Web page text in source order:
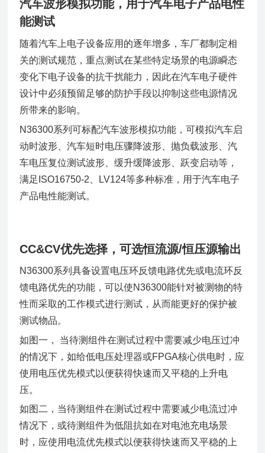
汽车波形模拟功能，用于汽车电子产品电性
能测试
随着汽车上电子设备应用的逐年增多，车厂都制定相
关的测试规范，重点测试在某些特定场景的电源瞬态
变化下电子设备的抗干扰能力，因此在汽车电子硬件
设计中必须预留足够的防护手段以抑制这些电源情况
所带来的影响。
N36300系列可标配汽车波形模拟功能，可模拟汽车启
动时波形、汽车短时电压骤降波形、抛负载波形、汽
车电压复位测试波形、缓升缓降波形、跃变启动等，
满足ISO16750-2、LV124等多种标准，用于汽车电子
产品电性能测试。
CC&CV优先选择，可选恒流源/恒压源输出
N36300系列具备设置电压环反馈电路优先或电流环反
馈电路优先的功能，可以使N36300能针对被测物的特
性而采取的工作模式进行测试，从而能更好的保护被
测试物品。
如图一， 当待测组件在测试过程中需要减少电压过冲
的情况下，如给低电压处理器或FPGA核心供电时，应
使用电压优先模式以便获得快速而又平稳的上升电
压。
如图二，当待测组件在测试过程中需要减少电流过冲
情况下，或待测组件为低阻抗如在对电池充电场景
时，应使用电流优先模式以便获得快速而又平稳的上